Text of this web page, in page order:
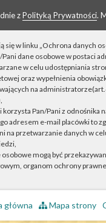
zPolityką Prywatności.
się w linku „Ochrona danych
Pani dane osobowe w postaci
w celu udostępniania
oraz wypełnienia
na
korzysta Pan/Pani z odnośnika
adresem e-mail placówki to
na przetwarzanie danych w
osobowe mogą być
organom ochrony
główna Mapa strony